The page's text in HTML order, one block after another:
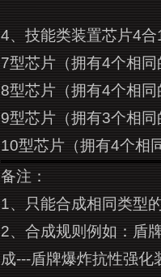
4、技能类装置芯片4
7型芯片（拥有4个相
8型芯片（拥有4个相
9型芯片（拥有3个相
10型芯片（拥有4个相
备注：
1、只能合成相同类型
2、合成规则例如：盾
成---盾牌爆炸抗性强化